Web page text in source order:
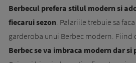
Berbecul prefera stilul modern si
fiecarui sezon. Palariile trebuie sa
garderoba unui Berbec modern. Fiind
Berbec se va imbraca modern dar